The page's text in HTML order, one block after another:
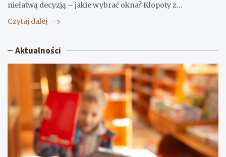
niełatwą decyzją – jakie wybrać okna? Kłopoty z…
Czytaj dalej
Aktualności